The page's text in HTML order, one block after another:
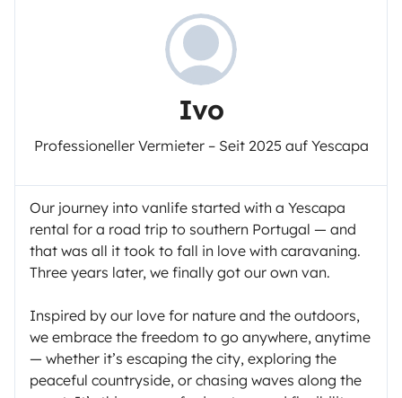
Ivo
Professioneller Vermieter – Seit 2025 auf Yescapa
Our journey into vanlife started with a Yescapa
rental for a road trip to southern Portugal — and
that was all it took to fall in love with caravaning.
Three years later, we finally got our own van.
Inspired by our love for nature and the outdoors,
we embrace the freedom to go anywhere, anytime
— whether it’s escaping the city, exploring the
peaceful countryside, or chasing waves along the